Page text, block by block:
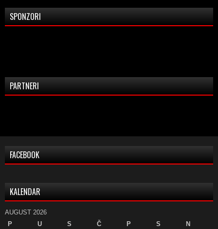
SPONZORI
PARTNERI
FACEBOOK
KALENDAR
AUGUST 2026
P
U S Č P S
N